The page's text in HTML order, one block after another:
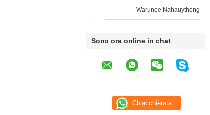
—— Warunee Nahauythong
Sono ora online in chat